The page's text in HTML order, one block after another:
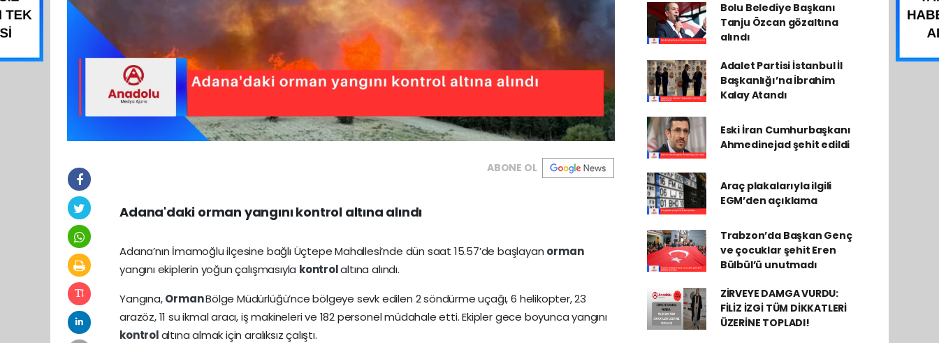
ABONE OL
Adana'daki orman yangını kontrol altına alındı
Adana’nın İmamoğlu ilçesine bağlı Üçtepe Mahallesi’nde dün saat 15.57’de başlayan orman
yangını ekiplerin yoğun çalışmasıyla kontrolaltına alındı.
Yangına,OrmanBölge Müdürlüğü’nce bölgeye sevk edilen 2 söndürme uçağı, 6 helikopter, 23
arazöz, 11 su ikmal aracı, iş makineleri ve 182 personel müdahale etti. Ekipler gece boyunca yangını
kontrolaltına almak için aralıksız çalıştı.
Bolu Belediye Başkanı
Tanju Özcan gözaltına
alındı
Adalet Partisi İstanbul İl
Başkanlığı’na İbrahim
Kalay Atandı
Eski İran Cumhurbaşkanı
Ahmedinejad şehit edildi
Araç plakalarıyla ilgili
EGM’den açıklama
Trabzon’da Başkan Genç
ve çocuklar şehit Eren
Bülbül’ü unutmadı
ZİRVEYE DAMGA VURDU:
FİLİZ İZGİ TÜM DİKKATLERİ
ÜZERİNE TOPLADI!